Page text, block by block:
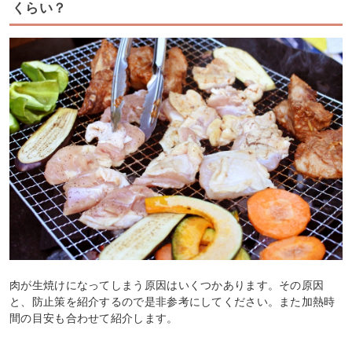
くらい？
肉が生焼けになってしまう原因はいくつかあります。その原因
と、防止策を紹介するので是非参考にしてください。また加熱時
間の目安も合わせて紹介します。